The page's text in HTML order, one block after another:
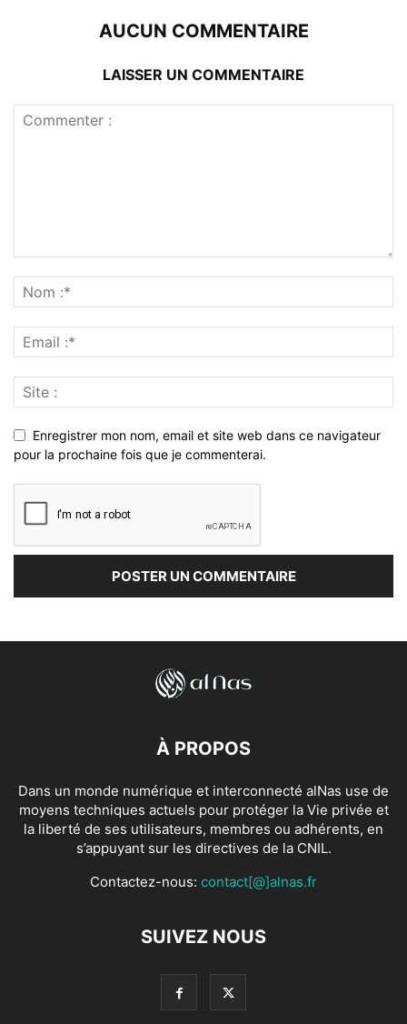
AUCUN COMMENTAIRE
LAISSER UN COMMENTAIRE
Enregistrer mon nom, email et site web dans ce navigateur
pour la prochaine fois que je commenterai.
À PROPOS
Dans un monde numérique et interconnecté alNas use de
moyens techniques actuels pour protéger la Vie privée et
la liberté de ses utilisateurs, membres ou adhérents, en
s’appuyant sur les directives de la CNIL.
Contactez-nous: contact[@]alnas.fr
SUIVEZ NOUS